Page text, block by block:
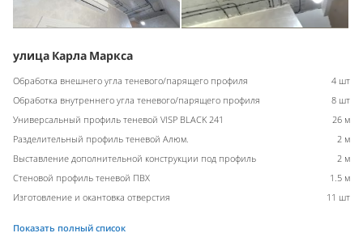
улица Карла Маркса
Обработка внешнего угла теневого/парящего профиля
4 шт
Обработка внутреннего угла теневого/парящего профиля
8 шт
Универсальный профиль теневой VISP BLACK 241
26 м
Разделительный профиль теневой Алюм.
2 м
Выставление дополнительной конструкции под профиль
2 м
Стеновой профиль теневой ПВХ
1.5 м
Изготовление и окантовка отверстия
11 шт
Показать полный список